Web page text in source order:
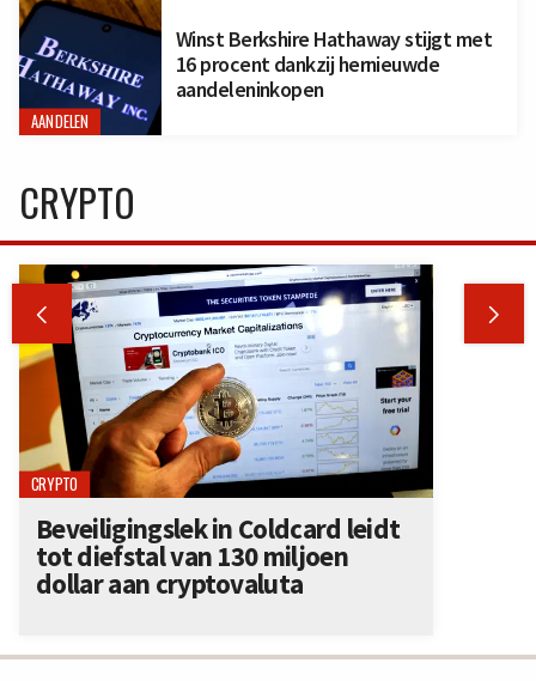
AANDELEN
Winst Berkshire Hathaway stijgt met
16 procent dankzij hernieuwde
aandeleninkopen
CRYPTO
 
CRYPTO
Beveiligingslek in Coldcard leidt
tot diefstal van 130 miljoen
dollar aan cryptovaluta